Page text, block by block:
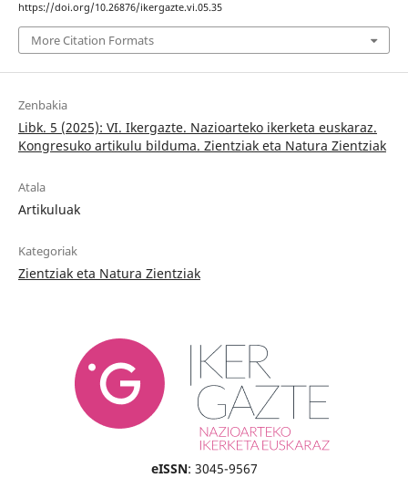
https://doi.org/10.26876/ikergazte.vi.05.35
More Citation Formats
Zenbakia
Libk. 5 (2025): VI. Ikergazte. Nazioarteko ikerketa euskaraz.
Kongresuko artikulu bilduma. Zientziak eta Natura Zientziak
Atala
Artikuluak
Kategoriak
Zientziak eta Natura Zientziak
eISSN: 3045-9567